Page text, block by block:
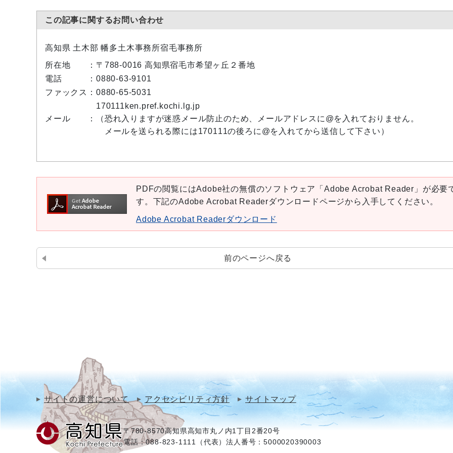
この記事に関するお問い合わせ
高知県 土木部 幡多土木事務所宿毛事務所
所在地 ： 〒788-0016 高知県宿毛市希望ヶ丘２番地
電話 ： 0880-63-9101
ファックス： 0880-65-5031
メール ：
170111ken.pref.kochi.lg.jp
（恐れ入りますが迷惑メール防止のため、メールアドレスに@を入れておりません。
メールを送られる際には170111の後ろに@を入れてから送信して下さい）
PDFの閲覧にはAdobe社の無償のソフトウェア「Adobe Acrobat Reader」が必要
す。下記のAdobe Acrobat Readerダウンロードページから入手してください。
Adobe Acrobat Readerダウンロード
前のページへ戻る
サイトの運営について アクセシビリティ方針 サイトマップ
〒780-8570高知県高知市丸ノ内1丁目2番20号
電話：088-823-1111（代表）法人番号：5000020390003